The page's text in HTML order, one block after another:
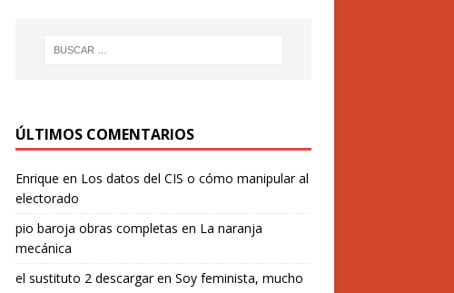
ÚLTIMOS COMENTARIOS
Enrique en Los datos del CIS o cómo manipular al
electorado
pio baroja obras completas en La naranja
mecánica
el sustituto 2 descargaren Soy feminista, mucho